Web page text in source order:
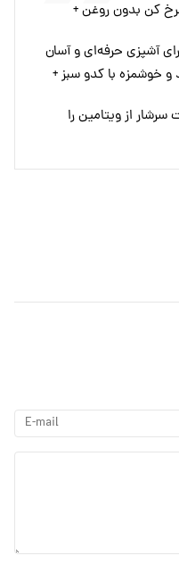
سرخ کن بدون روغن +
آشپزی حرفه‌ای و آسان
غذای جدید و خوشمزه با کدو سبز +
از ویتامین را